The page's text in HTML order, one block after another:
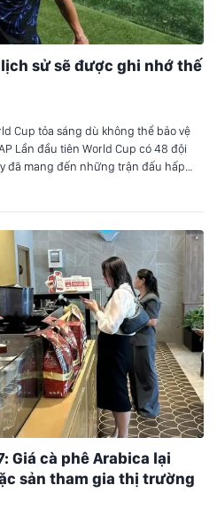
sử sẽ được ghi nhớ thế
Cup tỏa sáng dù không thể bảo vệ
Lần đầu tiên World Cup có 48 đội
đã mang đến những trận đấu hấp
Giá cà phê Arabica lại
sản tham gia thị trường